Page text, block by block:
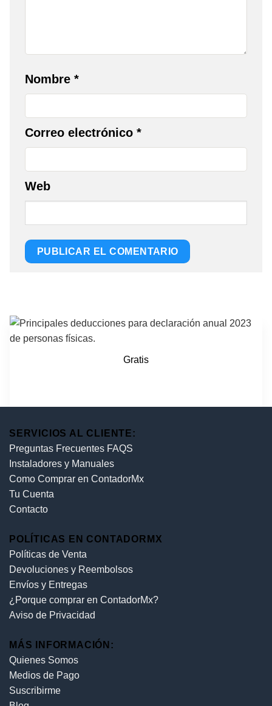
Nombre *
Correo electrónico *
Web
Gratis
SERVICIOS AL CLIENTE:
Preguntas Frecuentes FAQS
Instaladores y Manuales
Como Comprar en ContadorMx
Tu Cuenta
Contacto
POLÍTICAS EN CONTADORMX
Políticas de Venta
Devoluciones y Reembolsos
Envíos y Entregas
¿Porque comprar en ContadorMx?
Aviso de Privacidad
MÁS INFORMACIÓN:
Quienes Somos
Medios de Pago
Suscribirme